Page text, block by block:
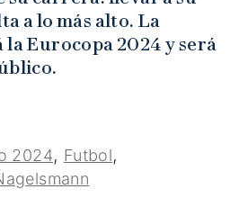
a lo más alto. La
Eurocopa 2024 y será
2024, Futbol,